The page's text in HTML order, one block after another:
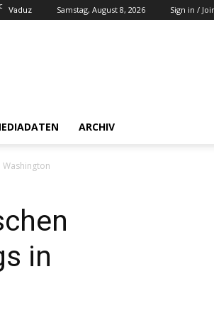
C Vaduz Samstag, August 8, 2026 Sign in /
ARCHIV
in